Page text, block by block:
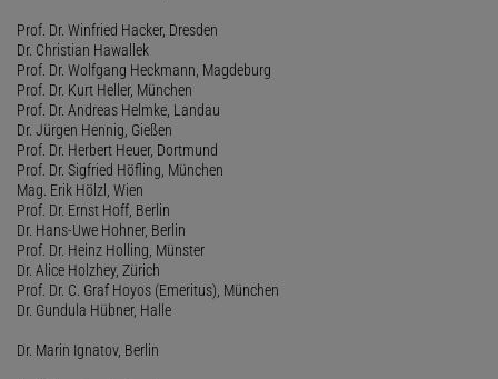
Prof. Dr. Winfried Hacker, Dresden
Dr. Christian Hawallek
Prof. Dr. Wolfgang Heckmann, Magdeburg
Prof. Dr. Kurt Heller, München
Prof. Dr. Andreas Helmke, Landau
Dr. Jürgen Hennig, Gießen
Prof. Dr. Herbert Heuer, Dortmund
Prof. Dr. Sigfried Höfling, München
Mag. Erik Hölzl, Wien
Prof. Dr. Ernst Hoff, Berlin
Dr. Hans-Uwe Hohner, Berlin
Prof. Dr. Heinz Holling, Münster
Dr. Alice Holzhey, Zürich
Prof. Dr. C. Graf Hoyos (Emeritus), München
Dr. Gundula Hübner, Halle
Dr. Marin Ignatov, Berlin